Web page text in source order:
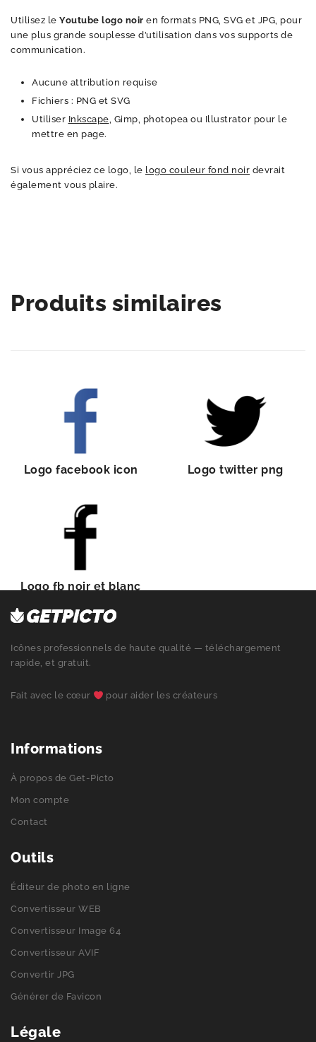
Utilisez le Youtube logo noir en formats PNG, SVG et JPG, pour
une plus grande souplesse d’utilisation dans vos supports de
communication.
Aucune attribution requise
Fichiers : PNG et SVG
Utiliser Inkscape , Gimp, photopea ou Illustrator pour le
mettre en page.
Si vous appréciez ce logo, le logo couleur fond noir devrait
également vous plaire.
Produits similaires
Logo facebook icon Logo twitter png
Logo fb noir et blanc
Icônes professionnels de haute qualité — téléchargement
rapide, et gratuit.
Fait avec le cœur pour aider les créateurs
Informations
À propos de Get-Picto
Mon compte
Contact
Outils
Éditeur de photo en ligne
Convertisseur WEB
Convertisseur Image 64
Convertisseur AVIF
Convertir JPG
Générer de Favicon
Légale